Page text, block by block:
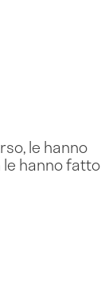
le hanno
hanno fatto